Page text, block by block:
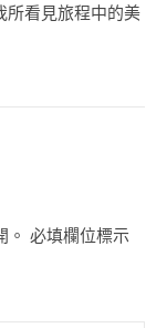
所看見旅程中的美
必填欄位標示